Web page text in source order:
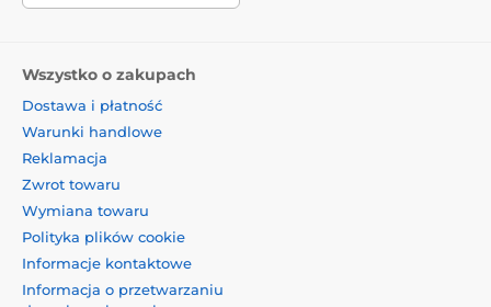
Wszystko o zakupach
Dostawa i płatność
Warunki handlowe
Reklamacja
Zwrot towaru
Wymiana towaru
Polityka plików cookie
Informacje kontaktowe
Informacja o przetwarzaniu